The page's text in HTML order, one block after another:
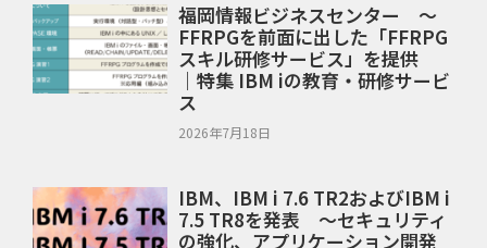
福岡情報ビジネスセンター ～
FFRPGを前面に出した「FFRPG
スキル研修サービス」を提供
｜特集 IBM iの教育・研修サービ
ス
2026年7月18日
IBM、IBM i 7.6 TR2およびIBM i
7.5 TR8を発表 ～セキュリティ
の強化、アプリケーション開発